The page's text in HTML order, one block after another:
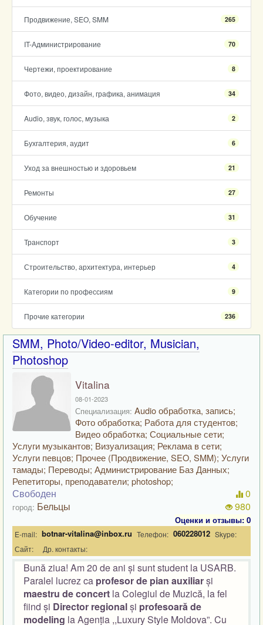
Продвижение, SEO, SMM 265
IT-Администрирование 70
Чертежи, проектирование 8
Фото, видео, дизайн, графика, анимация 34
Audio, звук, голос, музыка 2
Бухгалтерия, аудит 6
Уход за внешностью и здоровьем 21
Ремонты 27
Обучение 31
Транспорт 3
Строительство, архитектура, интерьер 4
Категории по профессиям 9
Прочие категории 236
SMM, Photo/Video-editor, Musician,
Photoshop
Vitalina
08-01-2023
Специализация: Audio обработка, запись;
Фото обработка; Работа для студентов;
Видео обработка; Социальные сети;
Услуги музыкантов; Визуализация; Реклама в сети;
Услуги певцов; Прочее (Продвижение, SEO, SMM); Услуги
тамады; Переводы; Администрирование Баз Данных;
Репетиторы, преподаватели; photoshop;
Свободен
город: Бельцы
0
980
Оценки и отзывы: 0
E-mail: botnar-vitalina@inbox.ru Телефон: 060228012 Skype:
Сайт:
Др. контакты:
Bună ziua! Am 20 de ani și suntstudent la USARB.
Paralel lucrez ca profesor de pian auxiliarși
maestru de concert la Colegiul de Muzică, la fel
fiind și Director regionalși profesoară de
modeling la Agenția ,,Luxury Style Moldova”. Cu